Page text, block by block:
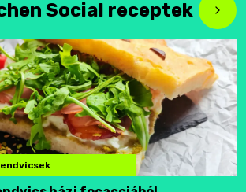
Social receptek